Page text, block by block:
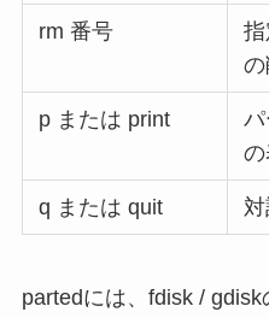
rm 番号
p または print
q または quit
partedには、fdisk /